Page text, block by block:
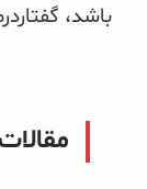
باشد،